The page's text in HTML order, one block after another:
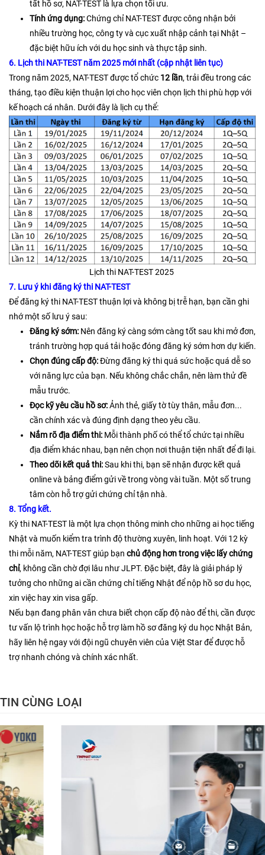
tất hồ sơ, NAT-TEST là lựa chọn tối ưu.
Tính ứng dụng:Chứng chỉ NAT-TEST được công nhận bởi
nhiều trường học, công ty và cục xuất nhập cảnh tại Nhật –
đặc biệt hữu ích với du học sinh và thực tập sinh.
6. Lịch thi NAT-TEST năm 2025 mới nhất (cập nhật liên tục)
Trong năm 2025, NAT-TEST được tổ chức 12 lần, trải đều trong các
tháng, tạo điều kiện thuận lợi cho học viên chọn lịch thi phù hợp với
kế hoạch cá nhân. Dưới đây là lịch cụ thể:
Lịch thi NAT-TEST 2025
7. Lưu ý khi đăng ký thi NAT-TEST
Để đăng ký thi NAT-TEST thuận lợi và không bị trễ hạn, bạn cần ghi
nhớ một số lưu ý sau:
Đăng ký sớm: Nên đăng ký càng sớm càng tốt sau khi mở đơn,
tránh trường hợp quá tải hoặc đóng đăng ký sớm hơn dự kiến.
Chọn đúng cấp độ:Đừng đăng ký thi quá sức hoặc quá dễ so
với năng lực của bạn. Nếu không chắc chắn, nên làm thử đề
mẫu trước.
Đọc kỹ yêu cầu hồ sơ:Ảnh thẻ, giấy tờ tùy thân, mẫu đơn...
cần chính xác và đúng định dạng theo yêu cầu.
Nắm rõ địa điểm thi: Mỗi thành phố có thể tổ chức tại nhiều
địa điểm khác nhau, bạn nên chọn nơi thuận tiện nhất để đi lại.
Theo dõi kết quả thi:Sau khi thi, bạn sẽ nhận được kết quả
online và bảng điểm gửi về trong vòng vài tuần. Một số trung
tâm còn hỗ trợ gửi chứng chỉ tận nhà.
8. Tổng kết.
Kỳ thi NAT-TEST là một lựa chọn thông minh cho những ai học tiếng
Nhật và muốn kiểm tra trình độ thường xuyên, linh hoạt. Với 12 kỳ
thi mỗi năm, NAT-TEST giúp bạn chủ động hơn trong việc lấy chứng
chỉ, không cần chờ đợi lâu như JLPT. Đặc biệt, đây là giải pháp lý
tưởng cho những ai cần chứng chỉ tiếng Nhật để nộp hồ sơ du học,
xin việc hay xin visa gấp.
Nếu bạn đang phân vân chưa biết chọn cấp độ nào để thi, cần được
tư vấn lộ trình học hoặc hỗ trợ làm hồ sơ đăng ký du học Nhật Bản,
hãy liên hệ ngay với đội ngũ chuyên viên của Việt Star để được hỗ
trợ nhanh chóng và chính xác nhất.
TIN CÙNG LOẠI